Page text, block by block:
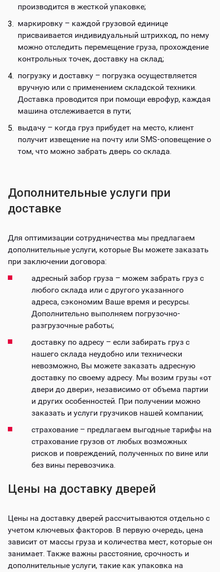
производится в жесткой упаковке;
маркировку – каждой грузовой единице
присваивается индивидуальный штрихкод, по нему
можно отследить перемещение груза, прохождение
контрольных точек, доставку на склад;
погрузку и доставку – погрузка осуществляется
вручную или с применением складской техники.
Доставка проводится при помощи еврофур, каждая
машина отслеживается в пути;
выдачу – когда груз прибудет на место, клиент
получит извещение на почту или SMS-оповещение о
том, что можно забрать дверь со склада.
Дополнительные услуги при
доставке
Для оптимизации сотрудничества мы предлагаем
дополнительные услуги, которые Вы можете заказать
при заключении договора:
адресный забор груза – можем забрать груз с
любого склада или с другого указанного
адреса, сэкономим Ваше время и ресурсы.
Дополнительно выполняем погрузочно-
разгрузочные работы;
доставку по адресу – если забирать груз с
нашего склада неудобно или технически
невозможно, Вы можете заказать адресную
доставку по своему адресу. Мы возим грузы «от
двери до двери», независимо от объема партии
и других особенностей. При получении можно
заказать и услуги грузчиков нашей компании;
страхование – предлагаем выгодные тарифы на
страхование грузов от любых возможных
рисков и повреждений, полученных по вине или
без вины перевозчика.
Цены на доставку дверей
Цены на доставку дверей рассчитываются отдельно с
учетом ключевых факторов. В первую очередь, цена
зависит от массы груза и количества мест, которые он
занимает. Также важны расстояние, срочность и
дополнительные услуги, такие как упаковка на